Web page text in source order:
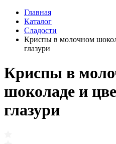
Главная
Каталог
Сладости
Криспы в молочном
глазури
Криспы в
шоколаде и
глазури